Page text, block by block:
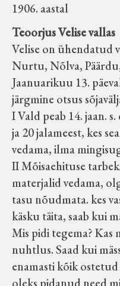
1906. aastal
Teoorjus Velise vallas
Velise on ühendatud
Nurtu, Nõlva,
Jaanuarikuu 13.
järgmine otsus
I Vald peab 14. jaan.
ja 20 jalameest, kes
vedama, ilma
II Mõisaehituse
materjalid vedama,
tasu nõudmata. kes
käsku täita, saab kui
Mis pidi tegema? Kas
nuhtlus. Saad kui
enamasti kõik